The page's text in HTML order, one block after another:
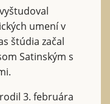
umení v
štúdia začal
Satinským s
3. februára